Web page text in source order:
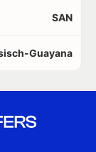
SAN
Guayana